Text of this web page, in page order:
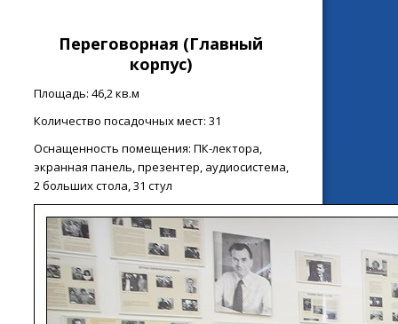
Переговорная (Главный
корпус)
Площадь: 46,2 кв.м
Количество посадочных мест: 31
Оснащенность помещения: ПК-лектора,
экранная панель, презентер, аудиосистема,
2 больших стола, 31 стул